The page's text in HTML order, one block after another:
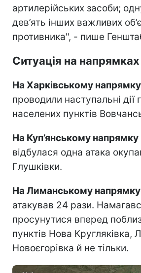
артилерійських засоби;
дев’ять інших важливих
противника", - пише
Ситуація на напрямках
На Харківському напрямку
проводили наступальні дії
населених пунктів
На Куп’янському напрямку
відбулася одна атака
Глушківки.
На Лиманському напрямку
атакував 24 рази.
просунутися вперед
пунктів Нова Кругляківка,
Новоєгорівка й не тільки.